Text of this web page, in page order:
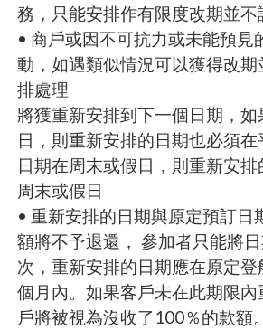
務，只能安排作有限度改期並不
• 商戶或因不可抗力或未能預見
動，如遇類似情況可以獲得改
排處理
將獲重新安排到下一個日期，
日，則重新安排的日期也必須
日期在周末或假日，則重新安
周末或假日
• 重新安排的日期與原定預訂日
額將不予退還， 參加者只能將
次，重新安排的日期應在原定
個月內。如果客戶未在此期限
戶將被視為沒收了100％的款額。